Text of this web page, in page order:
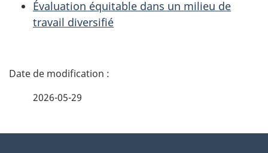
Évaluation équitable dans un milieu de
travail diversifié
D
2026-05-29